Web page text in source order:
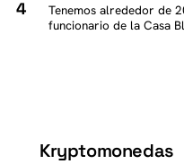
Tenemos alrededor de
funcionario de la Casa
Kryptomonedas